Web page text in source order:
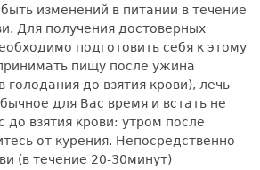
изменений в питании в течение
Для получения достоверных
подготовить себя к этому
пищу после ужина
голодания до взятия крови), лечь
для Вас время и встать не
до взятия крови: утром после
от курения. Непосредственно
(в течение 20-30минут)